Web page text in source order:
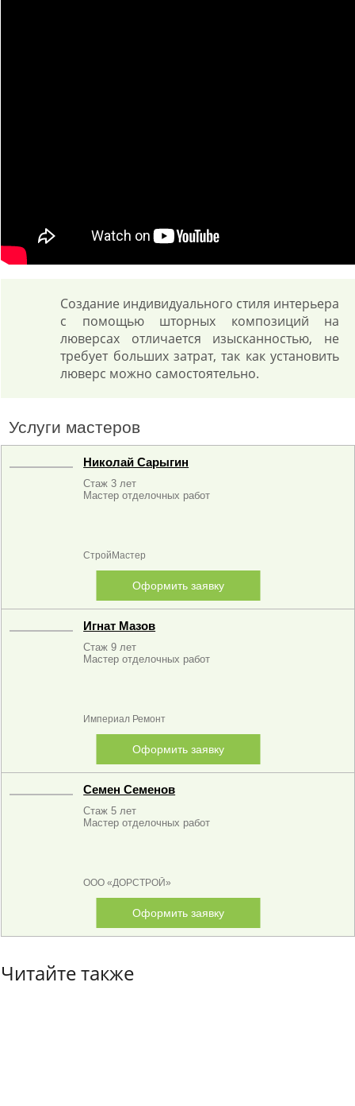
Создание индивидуального стиля интерьера
с помощью шторных композиций на
люверсах отличается изысканностью, не
требует больших затрат, так как установить
люверс можно самостоятельно.
Услуги мастеров
Николай Сарыгин
Стаж 3 лет
Мастер отделочных работ
СтройМастер
Оформить заявку
Игнат Мазов
Стаж 9 лет
Мастер отделочных работ
Империал Ремонт
Оформить заявку
Семен Семенов
Стаж 5 лет
Мастер отделочных работ
ООО «ДОРСТРОЙ»
Оформить заявку
Читайте также